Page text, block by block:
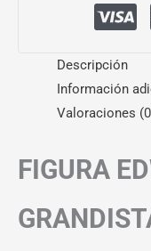
Descripción
Información
Valoraciones
FIGURA